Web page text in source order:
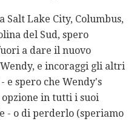
Salt Lake City, Columbus,
del Sud, spero
a dare il nuovo
e incoraggi gli altri
e spero che Wendy's
opzione in tutti i suoi
- o di perderlo (speriamo